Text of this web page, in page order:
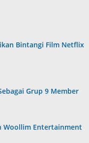
Bintangi Film Netflix
Grup 9 Member
Woollim Entertainment